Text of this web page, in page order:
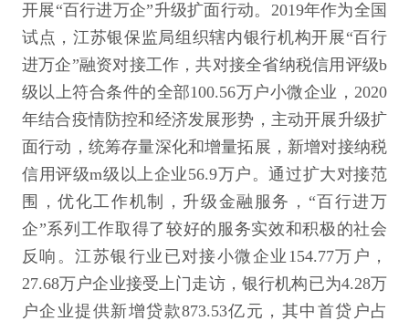
开展“百行进万企”升级扩面行动。2019年作为全国
试点，江苏银保监局组织辖内银行机构开展“百行
进万企”融资对接工作，共对接全省纳税信用评级b
级以上符合条件的全部100.56万户小微企业，2020
年结合疫情防控和经济发展形势，主动开展升级扩
面行动，统筹存量深化和增量拓展，新增对接纳税
信用评级m级以上企业56.9万户。通过扩大对接范
围，优化工作机制，升级金融服务，“百行进万
企”系列工作取得了较好的服务实效和积极的社会
反响。江苏银行业已对接小微企业154.77万户，
27.68万户企业接受上门走访，银行机构已为4.28万
户企业提供新增贷款873.53亿元，其中首贷户占